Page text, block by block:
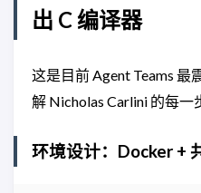
出 C 编译器
这是目前 Agent Teams
解 Nicholas Carlini 的每一
环境设计：Docker +